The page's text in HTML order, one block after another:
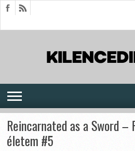
Reincarnated as a Sword –
életem #5